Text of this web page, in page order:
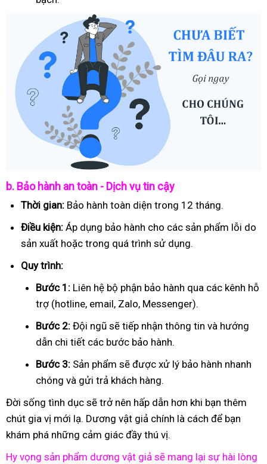
b. Bảo hành an toàn - Dịch vụ tin cậy
Thời gian: Bảo hành toàn diện trong 12 tháng.
Điều kiện: Áp dụng bảo hành cho các sản phẩm lỗi do
sản xuất hoặc trong quá trình sử dụng.
Quy trình:
Bước 1: Liên hệ bộ phận bảo hành qua các kênh hỗ
trợ (hotline, email, Zalo, Messenger).
Bước 2: Đội ngũ sẽ tiếp nhận thông tin và hướng
dẫn chi tiết các bước bảo hành.
Bước 3: Sản phẩm sẽ được xử lý bảo hành nhanh
chóng và gửi trả khách hàng.
Đời sống tình dục sẽ trở nên hấp dẫn hơn khi bạn thêm
chút gia vị mới lạ. Dương vật giả chính là cách để bạn
khám phá những cảm giác đầy thú vị.
Hy vọng sản phẩm dương vật giả sẽ mang lại sự hài lòng